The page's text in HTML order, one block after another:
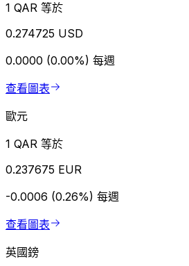
1 QAR 等於
0.274725 USD
0.0000 (0.00%) 每週
查看圖表
歐元
1 QAR 等於
0.237675 EUR
-0.0006 (0.26%) 每週
查看圖表
英國鎊